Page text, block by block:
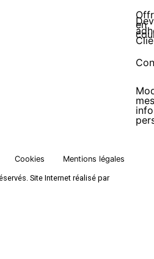
en
mes
Cookies Mentions légales
Site Internet réalisé par